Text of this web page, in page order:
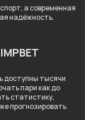
а современная
надёжность.
доступны тысячи
пари как до
статистику,
прогнозировать